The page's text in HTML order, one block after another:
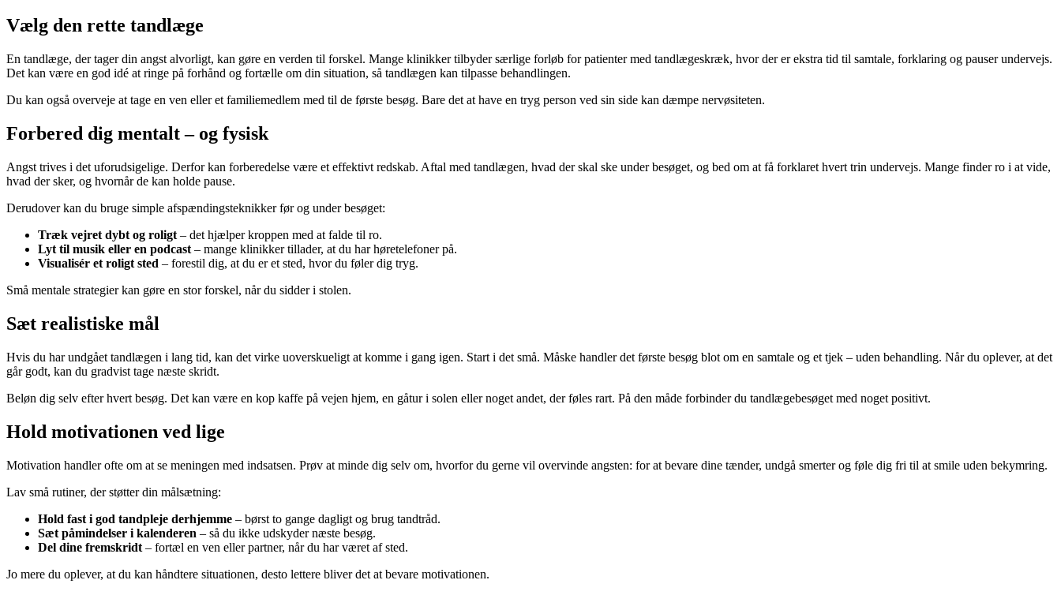
Vælg den rette tandlæge
En tandlæge, der tager din angst alvorligt, kan gøre en verden til forskel. Mange klinikker tilbyder særlige forløb for patienter med tandlægeskræk, hvor der er ekstra tid til samtale, forklaring og pauser undervejs.
Det kan være en god idé at ringe på forhånd og fortælle om din situation, så tandlægen kan tilpasse behandlingen.
Du kan også overveje at tage en ven eller et familiemedlem med til de første besøg. Bare det at have en tryg person ved sin side kan dæmpe nervøsiteten.
Forbered dig mentalt – og fysisk
Angst trives i det uforudsigelige. Derfor kan forberedelse være et effektivt redskab. Aftal med tandlægen, hvad der skal ske under besøget, og bed om at få forklaret hvert trin undervejs. Mange finder ro i at vide,
hvad der sker, og hvornår de kan holde pause.
Derudover kan du bruge simple afspændingsteknikker før og under besøget:
Træk vejret dybt og roligt – det hjælper kroppen med at falde til ro.
Lyt til musik eller en podcast – mange klinikker tillader, at du har høretelefoner på.
Visualisér et roligt sted – forestil dig, at du er et sted, hvor du føler dig tryg.
Små mentale strategier kan gøre en stor forskel, når du sidder i stolen.
Sæt realistiske mål
Hvis du har undgået tandlægen i lang tid, kan det virke uoverskueligt at komme i gang igen. Start i det små. Måske handler det første besøg blot om en samtale og et tjek – uden behandling. Når du oplever, at det
går godt, kan du gradvist tage næste skridt.
Beløn dig selv efter hvert besøg. Det kan være en kop kaffe på vejen hjem, en gåtur i solen eller noget andet, der føles rart. På den måde forbinder du tandlægebesøget med noget positivt.
Hold motivationen ved lige
Motivation handler ofte om at se meningen med indsatsen. Prøv at minde dig selv om, hvorfor du gerne vil overvinde angsten: for at bevare dine tænder, undgå smerter og føle dig fri til at smile uden bekymring.
Lav små rutiner, der støtter din målsætning:
Hold fast i god tandpleje derhjemme – børst to gange dagligt og brug tandtråd.
Sæt påmindelser i kalenderen – så du ikke udskyder næste besøg.
Del dine fremskridt – fortæl en ven eller partner, når du har været af sted.
Jo mere du oplever, at du kan håndtere situationen, desto lettere bliver det at bevare motivationen.